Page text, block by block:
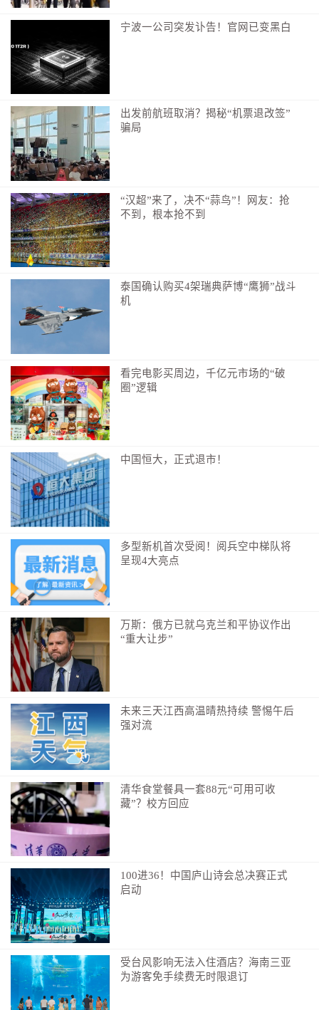
（朱亮）
编辑：倪旻
宁波一公司突发讣告！官网已变黑白
出发前航班取消？揭秘“机票退改签”
骗局
“汉超”来了，决不“蒜鸟”！网友：抢
不到，根本抢不到
泰国确认购买4架瑞典萨博“鹰狮”战斗
机
看完电影买周边，千亿元市场的“破
圈”逻辑
中国恒大，正式退市！
多型新机首次受阅！阅兵空中梯队将
呈现4大亮点
万斯：俄方已就乌克兰和平协议作出
“重大让步”
未来三天江西高温晴热持续 警惕午后
强对流
清华食堂餐具一套88元“可用可收
藏”？校方回应
100进36！中国庐山诗会总决赛正式
启动
受台风影响无法入住酒店？海南三亚
为游客免手续费无时限退订